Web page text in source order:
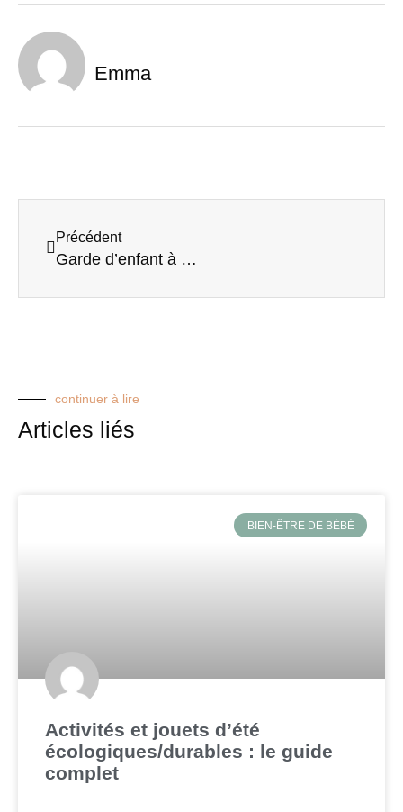
Emma
Précédent
Garde d’enfant à domicile: le guide pour trouver la bonne personne
continuer à lire
Articles liés
BIEN-ÊTRE DE BÉBÉ
Activités et jouets d’été
écologiques/durables : le guide
complet